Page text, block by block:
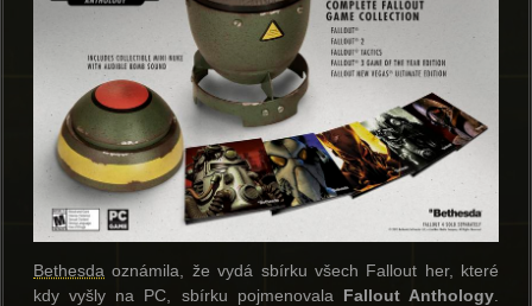
Bethesda oznámila, že vydá sbírku všech Fallout her, které
kdy vyšly na PC, sbírku pojmenovala Fallout Anthology